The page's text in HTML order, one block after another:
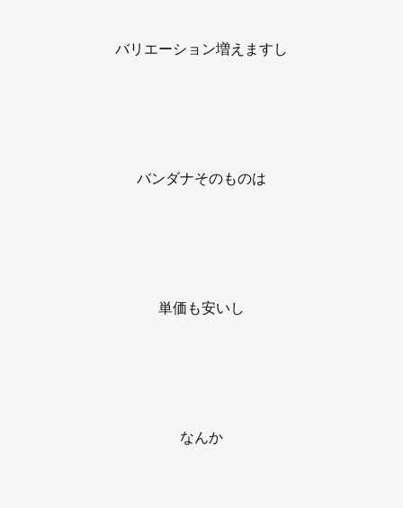
バリエーション増えますし
バンダナそのものは
単価も安いし
なんか